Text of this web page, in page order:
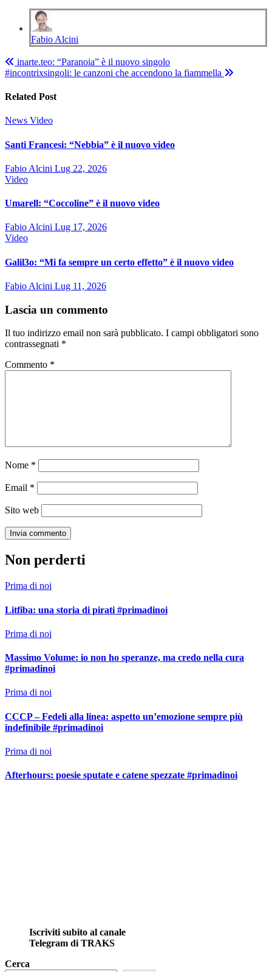
Fabio Alcini
Navigazione
articoli
inarte.teo: “Paranoia” è il nuovo singolo
#incontrixsingoli: le canzoni che accendono la fiammella
Related Post
News Video
Santi Francesi: “Nebbia” è il nuovo video
Fabio Alcini Lug 22, 2026
Video
Umarell: “Coccoline” è il nuovo video
Fabio Alcini Lug 17, 2026
Video
Galil3o: “Mi fa sempre un certo effetto” è il nuovo video
Fabio Alcini Lug 11, 2026
Lascia un commento
Il tuo indirizzo email non sarà pubblicato. I campi obbligatori sono
contrassegnati *
Commento *
Nome *
Email *
Sito web
Non perderti
Prima di noi
Litfiba: una storia di pirati #primadinoi
Prima di noi
Massimo Volume: io non ho speranze, ma credo nella cura
#primadinoi
Prima di noi
CCCP – Fedeli alla linea: aspetto un’emozione sempre più
indefinibile #primadinoi
Prima di noi
Afterhours: poesie sputate e catene spezzate #primadinoi
Iscriviti subito al canale
Telegram di TRAKS
Cerca